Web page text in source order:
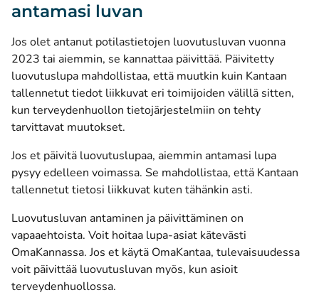
antamasi luvan
Jos olet antanut potilastietojen luovutusluvan vuonna
2023 tai aiemmin, se kannattaa päivittää. Päivitetty
luovutuslupa mahdollistaa, että muutkin kuin Kantaan
tallennetut tiedot liikkuvat eri toimijoiden välillä sitten,
kun terveydenhuollon tietojärjestelmiin on tehty
tarvittavat muutokset.
Jos et päivitä luovutuslupaa, aiemmin antamasi lupa
pysyy edelleen voimassa. Se mahdollistaa, että Kantaan
tallennetut tietosi liikkuvat kuten tähänkin asti.
Luovutusluvan antaminen ja päivittäminen on
vapaaehtoista. Voit hoitaa lupa-asiat kätevästi
OmaKannassa. Jos et käytä OmaKantaa, tulevaisuudessa
voit päivittää luovutusluvan myös, kun asioit
terveydenhuollossa.